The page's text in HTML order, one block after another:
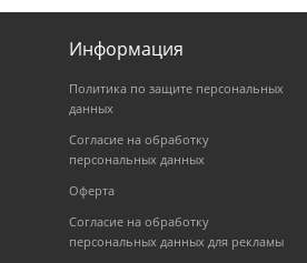
Информация
Политика по защите персональных
данных
Согласие на обработку
персональных данных
Оферта
Согласие на обработку
персональных данных для рекламы